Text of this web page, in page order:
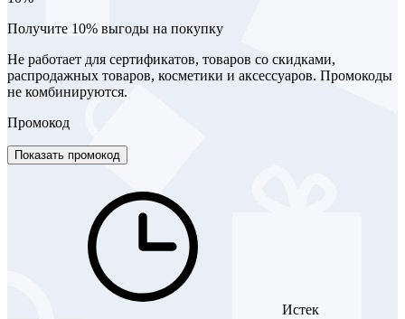
Получите 10% выгоды на покупку
Не работает для сертификатов, товаров со скидками,
распродажных товаров, косметики и аксессуаров. Промокоды
не комбинируются.
Промокод
Показать промокод
Истек